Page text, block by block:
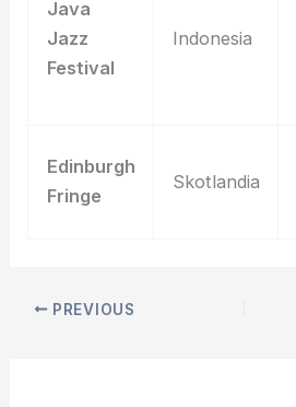
Java
Jazz
Festival
Indonesia
Edinburgh
Fringe
Skotlandia
PREVIOUS